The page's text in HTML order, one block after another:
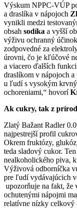
Výskum NPPC-VÚP
a draslíka v nápojoch
vynikli medzi
obsah sodíka a vyšší
výživu ochranný
zodpovedné za
úrovni, čo je kľúčové
a viacero ďalších
draslíkom v nápojoch
u ľudí s vysokým
ochoreniami,“ hovorí
Ak cukry, tak z
Zlatý Bažant Radler
najpestrejší profil
Okrem fruktózy,
teda sladový cukor.
nealkoholického piva,
Výživová odborníčka
pre ľudí vydávajúcich
upozorňuje na fakt,
ochutenými nápojmi
relatívne nízky celkový